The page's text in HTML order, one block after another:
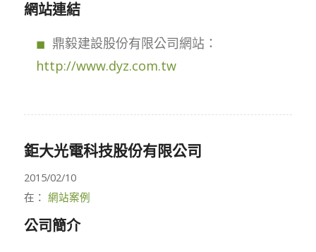
網站連結
鼎毅建設股份有限公司網站：
http://www.dyz.com.tw
鉅大光電科技股份有限公司
2015/02/10
在： 網站案例
公司簡介